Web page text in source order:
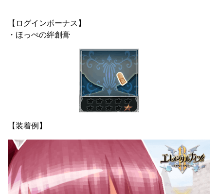
【ログインボーナス】
・ほっぺの絆創膏
【装着例】